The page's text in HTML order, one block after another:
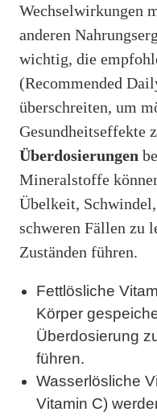
Wechselwirkungen
anderen
wichtig, die
(Recommended
überschreiten, um
Gesundheitseffekte
Überdosierungen
Mineralstoffe
Übelkeit,
schweren Fällen zu
Zuständen führen.
Fettlösliche
Körper
Überdosierung
führen.
Wasserlösliche
Vitamin C)